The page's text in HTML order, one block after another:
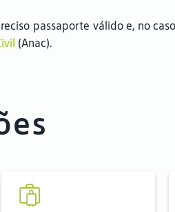
passaporte válido e, no
(Anac).